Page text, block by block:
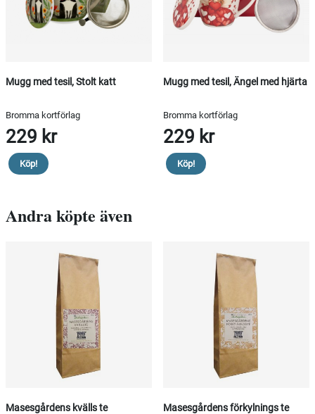
Mugg med tesil, Stolt katt
Bromma kortförlag
229 kr
Köp!
Mugg med tesil, Ängel med hjärta
Bromma kortförlag
229 kr
Köp!
Andra köpte även
Masesgårdens kvälls te Masesgårdens förkylnings te